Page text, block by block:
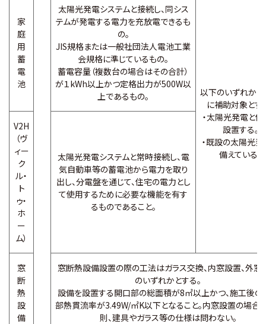
家
庭
用
蓄
電
池
太陽光発電システムと接続し、同シス
テムが発電する電力を充放電できるも
の。
JIS規格または一般社団法人電池工業
会規格に準じているもの。
蓄電容量（複数台の場合はその合計）
が１kWh以上かつ定格出力が500W以
上であるもの。
以下のいずれか
に補助対象とす
・太陽光発電と併
設置する。
・既設の太陽光
備えている。
V2H
（ヴ
ィー
ク
ル・
ト
ゥ・
ホ
ー
ム）
太陽光発電システムと常時接続し、電
気自動車等の蓄電池から電力を取り
出し、分電盤を通じて、住宅の電力とし
て使用するために必要な機能を有す
るものであること。
窓
断
熱
設
備
窓断熱設備設置の際の工法はガラス交換、内窓設置、外窓
のいずれかとする。
設備を設置する開口部の総面積が8㎡以上かつ、施工後の
部熱貫流率が3.49W/㎡K以下となること。内窓設置の場合
則、建具やガラス等の仕様は問わない。